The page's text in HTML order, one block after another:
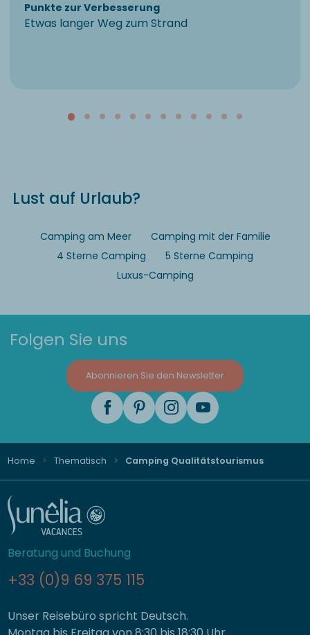
Punkte zur Verbesserung
Etwas langer Weg zum Strand
Lust auf Urlaub?
Camping am Meer
Camping mit der Familie
4 Sterne Camping
5 Sterne Camping
Luxus-Camping
Folgen Sie uns
Abonnieren Sie den Newsletter
Home Thematisch Camping Qualitätstourismus
Beratung und Buchung
+33 (0)9 69 375 115
Unser Reisebüro spricht Deutsch.